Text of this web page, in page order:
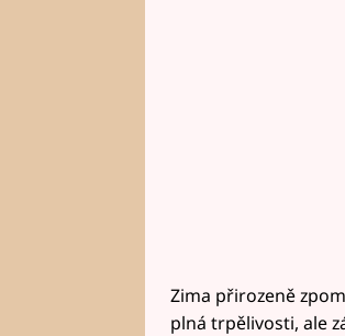
Zima přirozeně
plná trpělivosti, ale